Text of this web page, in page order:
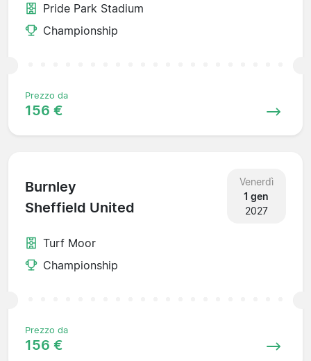
Pride Park Stadium
Championship
Prezzo da
156 €
Burnley
Sheffield United
Venerdì
1 gen
2027
Turf Moor
Championship
Prezzo da
156 €